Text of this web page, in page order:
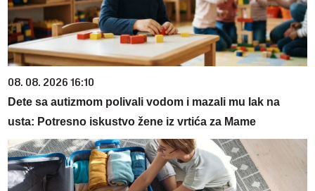
08. 08. 2026 16:10
Dete sa autizmom polivali vodom i mazali mu lak na
usta: Potresno iskustvo žene iz vrtića za Mame